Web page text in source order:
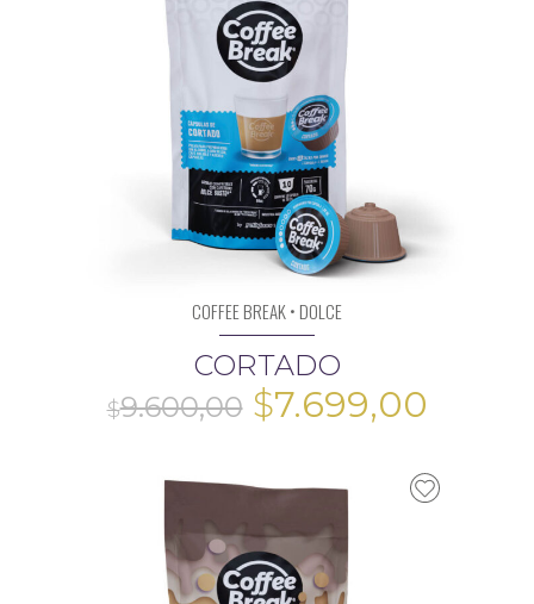
COFFEE BREAK • DOLCE
CORTADO
El
original
era:
$9.600,00.
$7.699,00
actual